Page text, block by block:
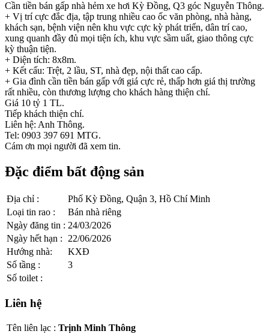
Cần tiền bán gấp nhà hẻm xe hơi Kỳ Đồng, Q3 góc Nguyễn Thông.
+ Vị trí cực đắc địa, tập trung nhiều cao ốc văn phòng, nhà hàng,
khách sạn, bệnh viện nên khu vực cực kỳ phát triển, dân trí cao,
xung quanh đầy đủ mọi tiện ích, khu vực sầm uất, giao thông cực
kỳ thuận tiện.
+ Diện tích: 8x8m.
+ Kết cấu: Trệt, 2 lầu, ST, nhà đẹp, nội thất cao cấp.
+ Gia đình cần tiền bán gấp với giá cực rẻ, thấp hơn giá thị trường
rất nhiều, còn thương lượng cho khách hàng thiện chí.
Giá 10 tỷ 1 TL.
Tiếp khách thiện chí.
Liên hệ: Anh Thông.
Tel: 0903 397 691 MTG.
Cám ơn mọi người đã xem tin.
Đặc điểm bất động sản
Địa chỉ :
Phố Kỳ Đồng, Quận 3, Hồ Chí Minh
Loại tin rao :
Bán nhà riêng
Ngày đăng tin : 24/03/2026
Ngày hết hạn :
22/06/2026
Hướng nhà:
KXĐ
Số tầng :
3
Số toilet :
Liên hệ
Tên liên lạc : Trịnh Minh Thông